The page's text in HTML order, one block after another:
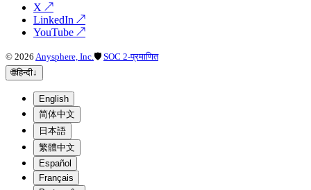
X ↗
LinkedIn ↗
YouTube ↗
© 2026 Anysphere, Inc. 🛡 SOC 2-प्रमाणित
🌐हिन्दी↓
English
简体中文
日本語
繁體中文
Español
Français